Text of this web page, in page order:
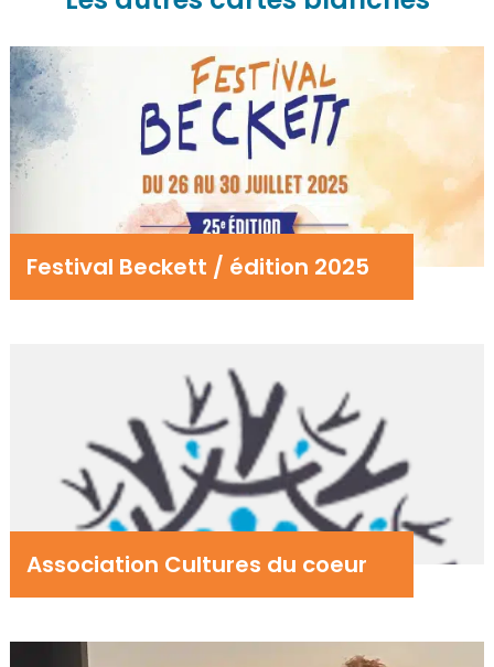
Festival Beckett / édition 2025
Association Cultures du coeur